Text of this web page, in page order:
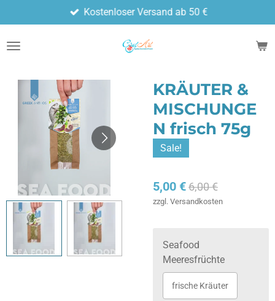
Hauptinhalt
springen
Kostenloser Versand ab 50 €
KRÄUTER &
MISCHUNGE
N frisch 75g
Sale!
5,00 €6,00 €
zzgl. Versandkosten
Seafood
Meeresfrüchte
frische Kräuter